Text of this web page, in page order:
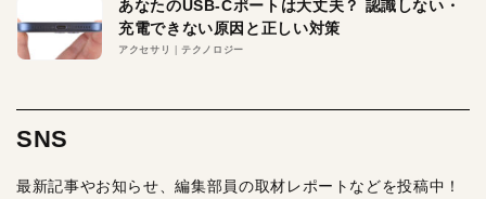
あなたのUSB-Cポートは大丈夫？ 認識しない・
充電できない原因と正しい対策
アクセサリ テクノロジー
SNS
最新記事やお知らせ、編集部員の取材レポートなどを投稿中！